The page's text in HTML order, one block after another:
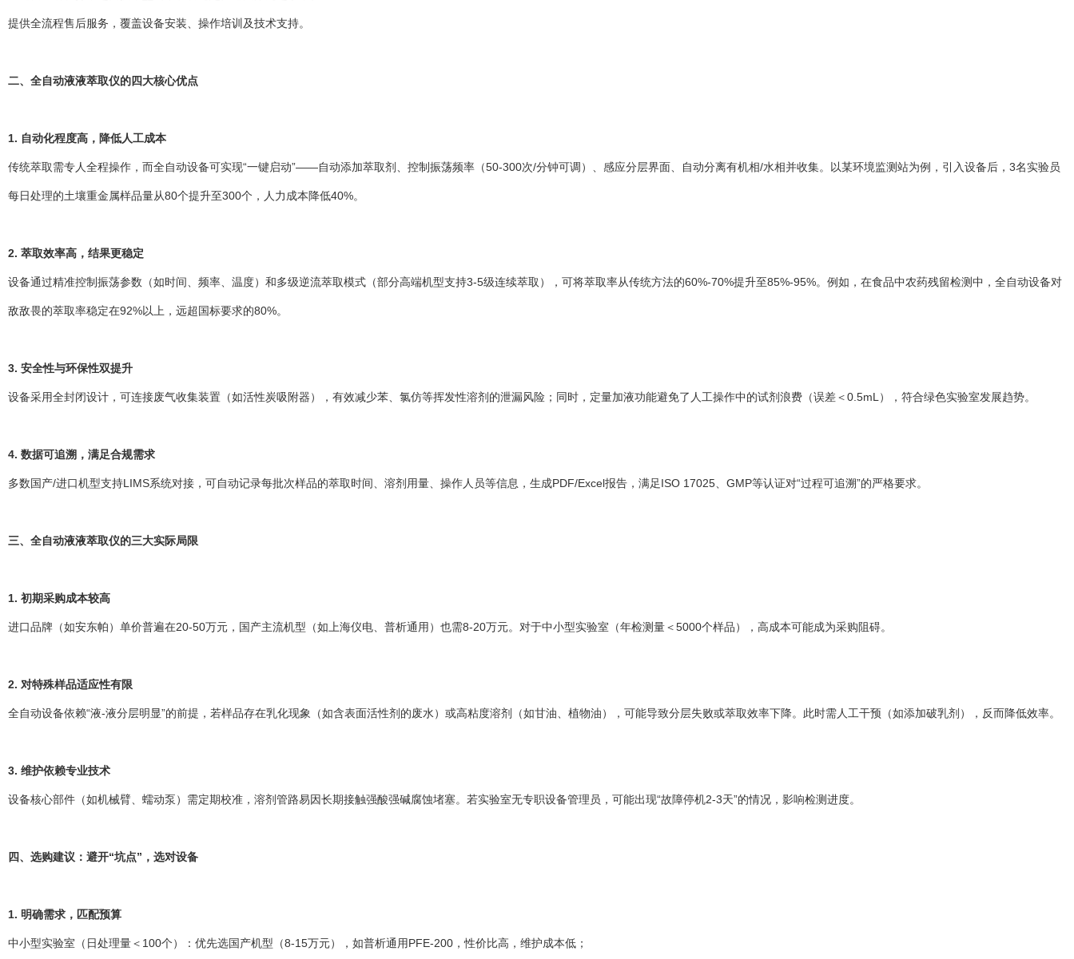
提供全流程售后服务，覆盖设备安装、操作培训及技术支持。
二、全自动液液萃取仪的四大核心优点
1. 自动化程度高，降低人工成本
传统萃取需专人全程操作，而全自动设备可实现“一键启动”——自动添加萃取剂、控制振荡频率（50-300次/分钟可调）、感应分层界面、自动分离有机相/水相并收集。以某环境监测站为例，引入设备后，3名实验员
每日处理的土壤重金属样品量从80个提升至300个，人力成本降低40%。
2. 萃取效率高，结果更稳定
设备通过精准控制振荡参数（如时间、频率、温度）和多级逆流萃取模式（部分高端机型支持3-5级连续萃取），可将萃取率从传统方法的60%-70%提升至85%-95%。例如，在食品中农药残留检测中，全自动设备对
敌敌畏的萃取率稳定在92%以上，远超国标要求的80%。
3. 安全性与环保性双提升
设备采用全封闭设计，可连接废气收集装置（如活性炭吸附器），有效减少苯、氯仿等挥发性溶剂的泄漏风险；同时，定量加液功能避免了人工操作中的试剂浪费（误差＜0.5mL），符合绿色实验室发展趋势。
4. 数据可追溯，满足合规需求
多数国产/进口机型支持LIMS系统对接，可自动记录每批次样品的萃取时间、溶剂用量、操作人员等信息，生成PDF/Excel报告，满足ISO 17025、GMP等认证对“过程可追溯”的严格要求。
三、全自动液液萃取仪的三大实际局限
1. 初期采购成本较高
进口品牌（如安东帕）单价普遍在20-50万元，国产主流机型（如上海仪电、普析通用）也需8-20万元。对于中小型实验室（年检测量＜5000个样品），高成本可能成为采购阻碍。
2. 对特殊样品适应性有限
全自动设备依赖“液-液分层明显”的前提，若样品存在乳化现象（如含表面活性剂的废水）或高粘度溶剂（如甘油、植物油），可能导致分层失败或萃取效率下降。此时需人工干预（如添加破乳剂），反而降低效率。
3. 维护依赖专业技术
设备核心部件（如机械臂、蠕动泵）需定期校准，溶剂管路易因长期接触强酸强碱腐蚀堵塞。若实验室无专职设备管理员，可能出现“故障停机2-3天”的情况，影响检测进度。
四、选购建议：避开“坑点”，选对设备
1. 明确需求，匹配预算
中小型实验室（日处理量＜100个）：优先选国产机型（8-15万元），如普析通用PFE-200，性价比高，维护成本低；